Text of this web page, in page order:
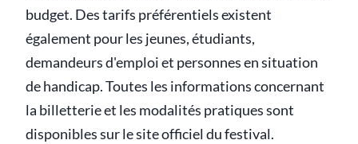
budget. Des tarifs préférentiels existent
également pour les jeunes, étudiants,
demandeurs d'emploi et personnes en situation
de handicap. Toutes les informations concernant
la billetterie et les modalités pratiques sont
disponibles sur le site officiel du festival.